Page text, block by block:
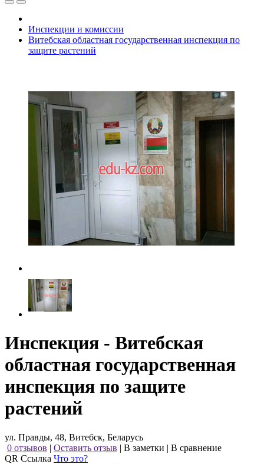
Инспекции и комиссии
Витебская областная государственная инспекция по
защите растений
Инспекция - Витебская
областная государственная
инспекция по защите
растений
ул. Правды, 48, Витебск, Беларусь
0 отзывов | Оставить отзыв | В заметки | В сравнение
QR Ссылка Что это?